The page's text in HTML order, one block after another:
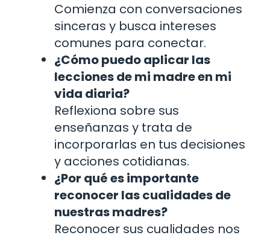
Comienza con conversaciones
sinceras y busca intereses
comunes para conectar.
¿Cómo puedo aplicar las
lecciones de mi madre en mi
vida diaria?
Reflexiona sobre sus
enseñanzas y trata de
incorporarlas en tus decisiones
y acciones cotidianas.
¿Por qué es importante
reconocer las cualidades de
nuestras madres?
Reconocer sus cualidades nos